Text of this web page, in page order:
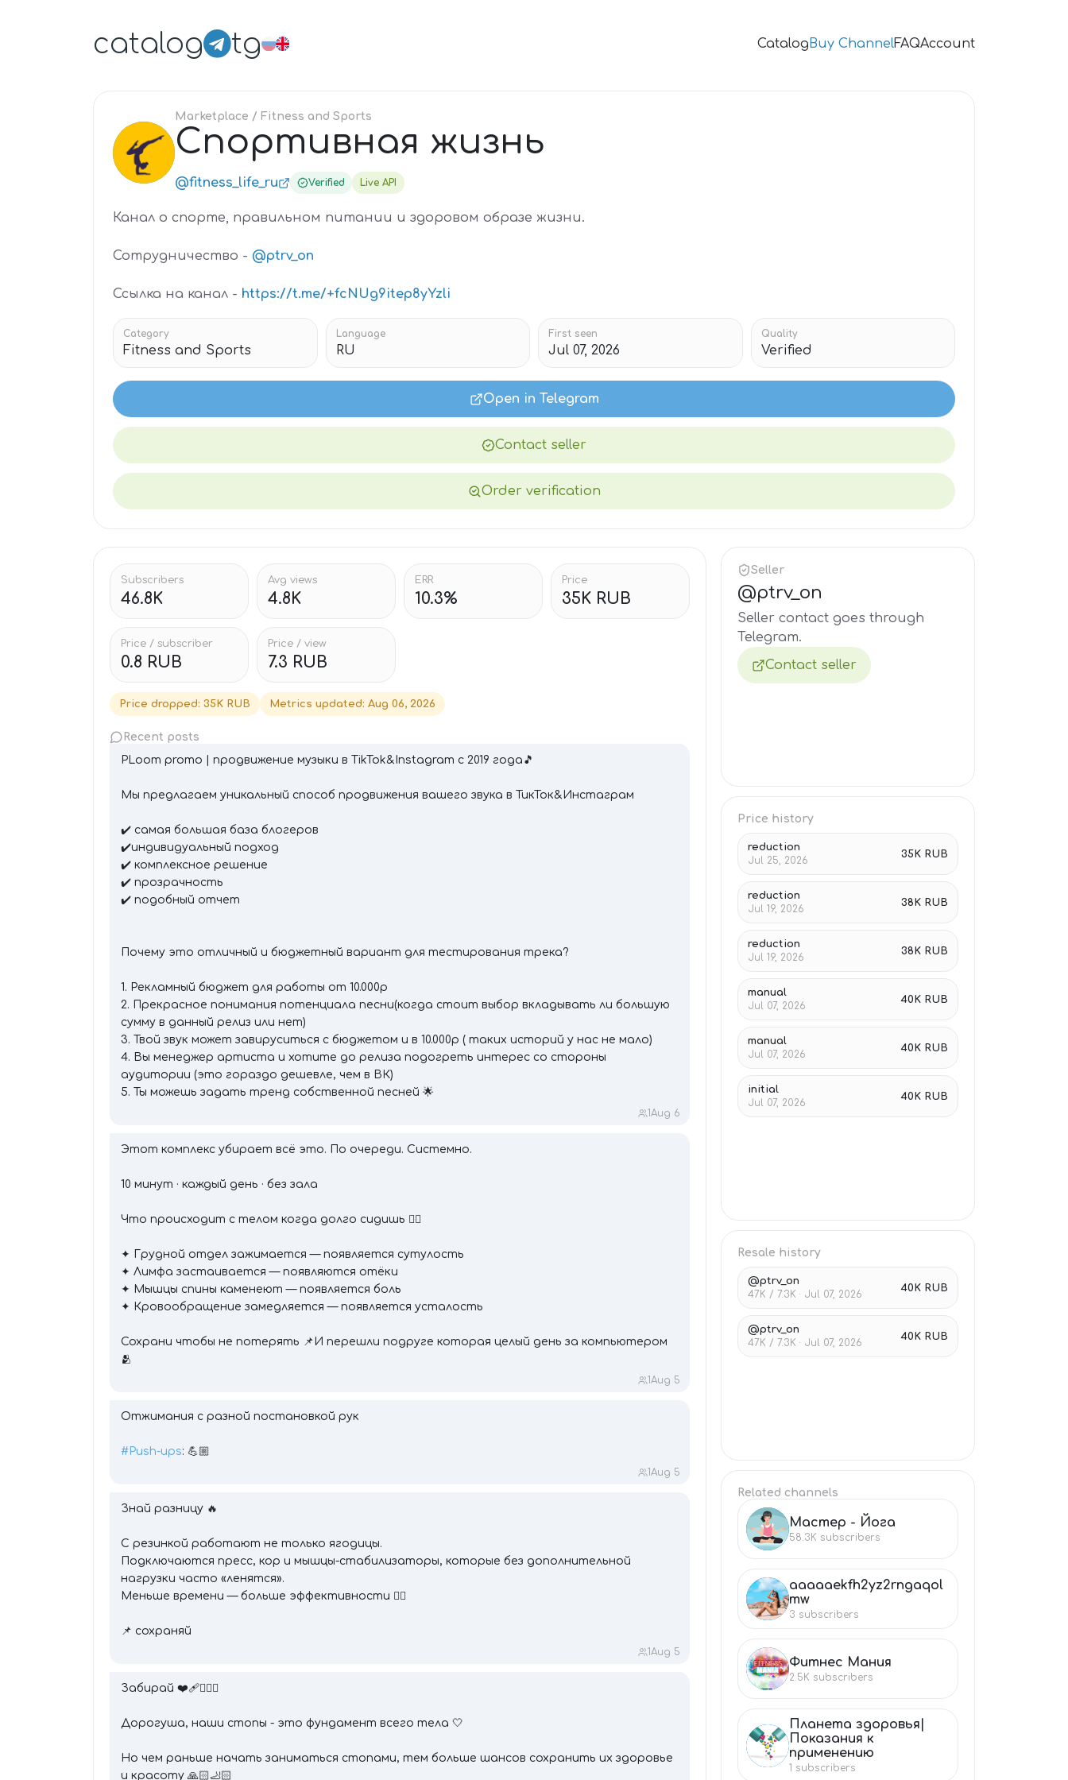
catalog tg Catalog Buy ChannelFAQAccount
СП
Marketplace / Fitness and Sports
Спортивная жизнь
@fitness_life_ru Verified Live API
Канал о спорте, правильном питании и здоровом образе жизни.
Сотрудничество - @ptrv_on
Ссылка на канал - https://t.me/+fcNUg9itep8yYzli
Category
Fitness and Sports
Language
RU
First seen
Jul 07, 2026
Quality
Verified
Open in Telegram
Contact seller
Order verification
Subscribers
46.8K
Avg views
4.8K
ERR
10.3%
Price
35K RUB
Price / subscriber
0.8 RUB
Price / view
7.3 RUB
Price dropped: 35K RUB Metrics updated: Aug 06, 2026
Recent posts
PLoom promo | продвижение музыки в TikTok&Instagram с 2019 года🎵
Мы предлагаем уникальный способ продвижения вашего звука в ТикТок&Инстаграм
✔️ самая большая база блогеров
✔️индивидуальный подход
✔️ комплексное решение
✔️ прозрачность
✔️ подобный отчет
Почему это отличный и бюджетный вариант для тестирования трека?
1. Рекламный бюджет для работы от 10.000р
2. Прекрасное понимания потенциала песни(когда стоит выбор вкладывать ли большую
сумму в данный релиз или нет)
3. Твой звук может завируситься с бюджетом и в 10.000р ( таких историй у нас не мало)
4. Вы менеджер артиста и хотите до релиза подогреть интерес со стороны
аудитории (это гораздо дешевле, чем в ВК)
5. Ты можешь задать тренд собственной песней 🌟
1Aug 6
Этот комплекс убирает всё это. По очереди. Системно.
10 минут · каждый день · без зала
Что происходит с телом когда долго сидишь 👇🏼
✦ Грудной отдел зажимается — появляется сутулость
✦ Лимфа застаивается — появляются отёки
✦ Мышцы спины каменеют — появляется боль
✦ Кровообращение замедляется — появляется усталость
Сохрани чтобы не потерять 📌И перешли подруге которая целый день за компьютером
🫂
1Aug 5
Отжимания с разной постановкой рук
#Push-ups: 💪🏼
1Aug 5
Знай разницу 🔥
С резинкой работают не только ягодицы.
Подключаются пресс, кор и мышцы-стабилизаторы, которые без дополнительной
нагрузки часто «ленятся».
Меньше времени — больше эффективности 😮‍💨
📌 сохраняй
1Aug 5
Забирай ❤️‍🩹👇🏻😰
Дорогуша, наши стопы - это фундамент всего тела 🤍
Но чем раньше начать заниматься стопами, тем больше шансов сохранить их здоровье
и красоту 🙏🏻🦶🏻
Seller
@ptrv_on
Seller contact goes through
Telegram.
Contact seller
Price history
reduction
Jul 25, 2026
35K RUB
reduction
Jul 19, 2026
38K RUB
reduction
Jul 19, 2026
38K RUB
manual
Jul 07, 2026
40K RUB
manual
Jul 07, 2026
40K RUB
initial
Jul 07, 2026
40K RUB
Resale history
@ptrv_on
47K / 7.3K · Jul 07, 2026
40K RUB
@ptrv_on
47K / 7.3K · Jul 07, 2026
40K RUB
Related channels
МА Мастер - Йога
58.3K subscribers
AA
aaaaaekfh2yz2rngaqol
mw
3 subscribers
ФИ Фитнес Мания
2.5K subscribers
ПЛ
Планета здоровья|
Показания к
применению
1 subscribers